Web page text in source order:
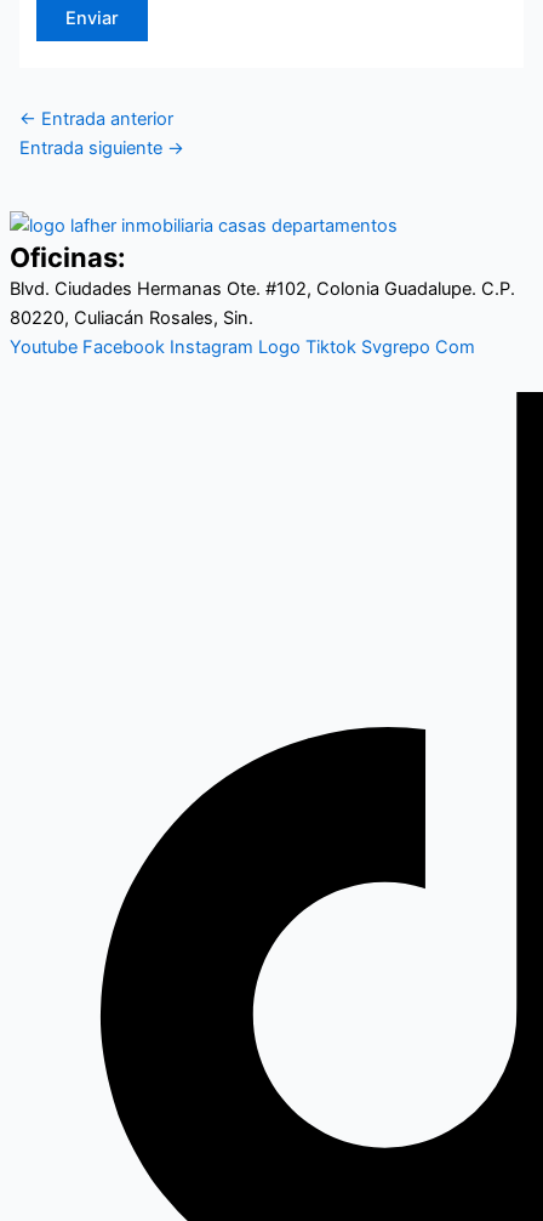
Enviar
← Entrada anterior
Entrada siguiente →
Oficinas:
Blvd. Ciudades Hermanas Ote. #102, Colonia Guadalupe. C.P.
80220, Culiacán Rosales, Sin.
Youtube Facebook Instagram Logo Tiktok Svgrepo Com